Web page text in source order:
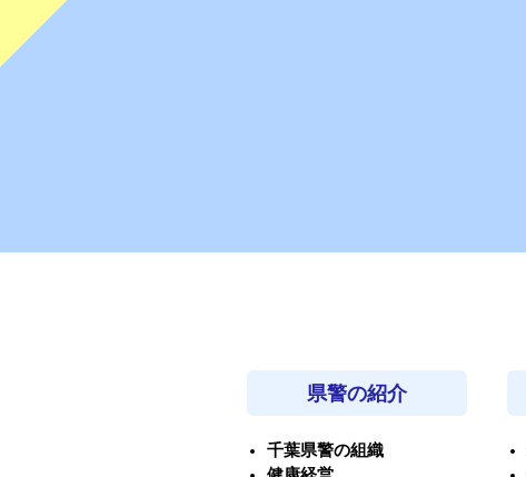
県警の紹介
千葉県警の組織